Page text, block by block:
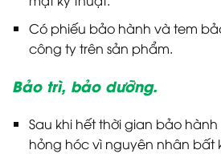
Có phiếu bảo hành và tem
công ty trên sản phẩm.
Bảo trì, bảo dưỡng.
Sau khi hết thời gian bảo
hỏng hóc vì nguyên nhân bất